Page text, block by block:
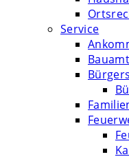
Service
Bauamt